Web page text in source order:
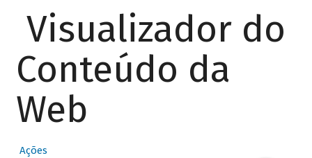
Visualizador do
Conteúdo da
Web
Ações